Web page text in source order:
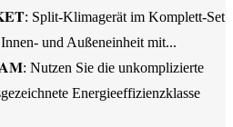
Split-Klimagerät im Komplett-Set
und Außeneinheit mit...
Nutzen Sie die unkomplizierte
Energieeffizienzklasse